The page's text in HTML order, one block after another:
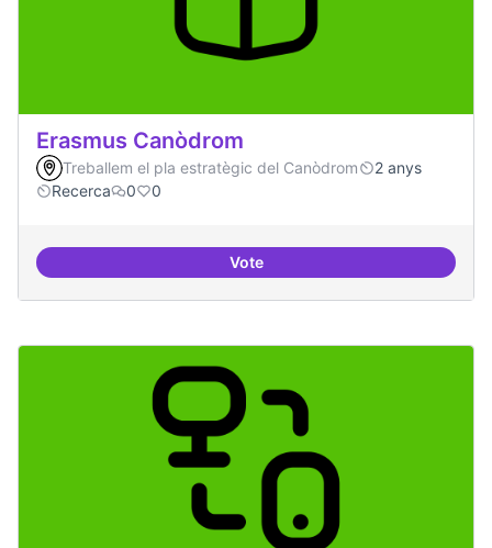
Erasmus Canòdrom
Treballem el pla estratègic del Canòdrom
2 anys
Recerca
0 0
VoteErasmus Canòdrom